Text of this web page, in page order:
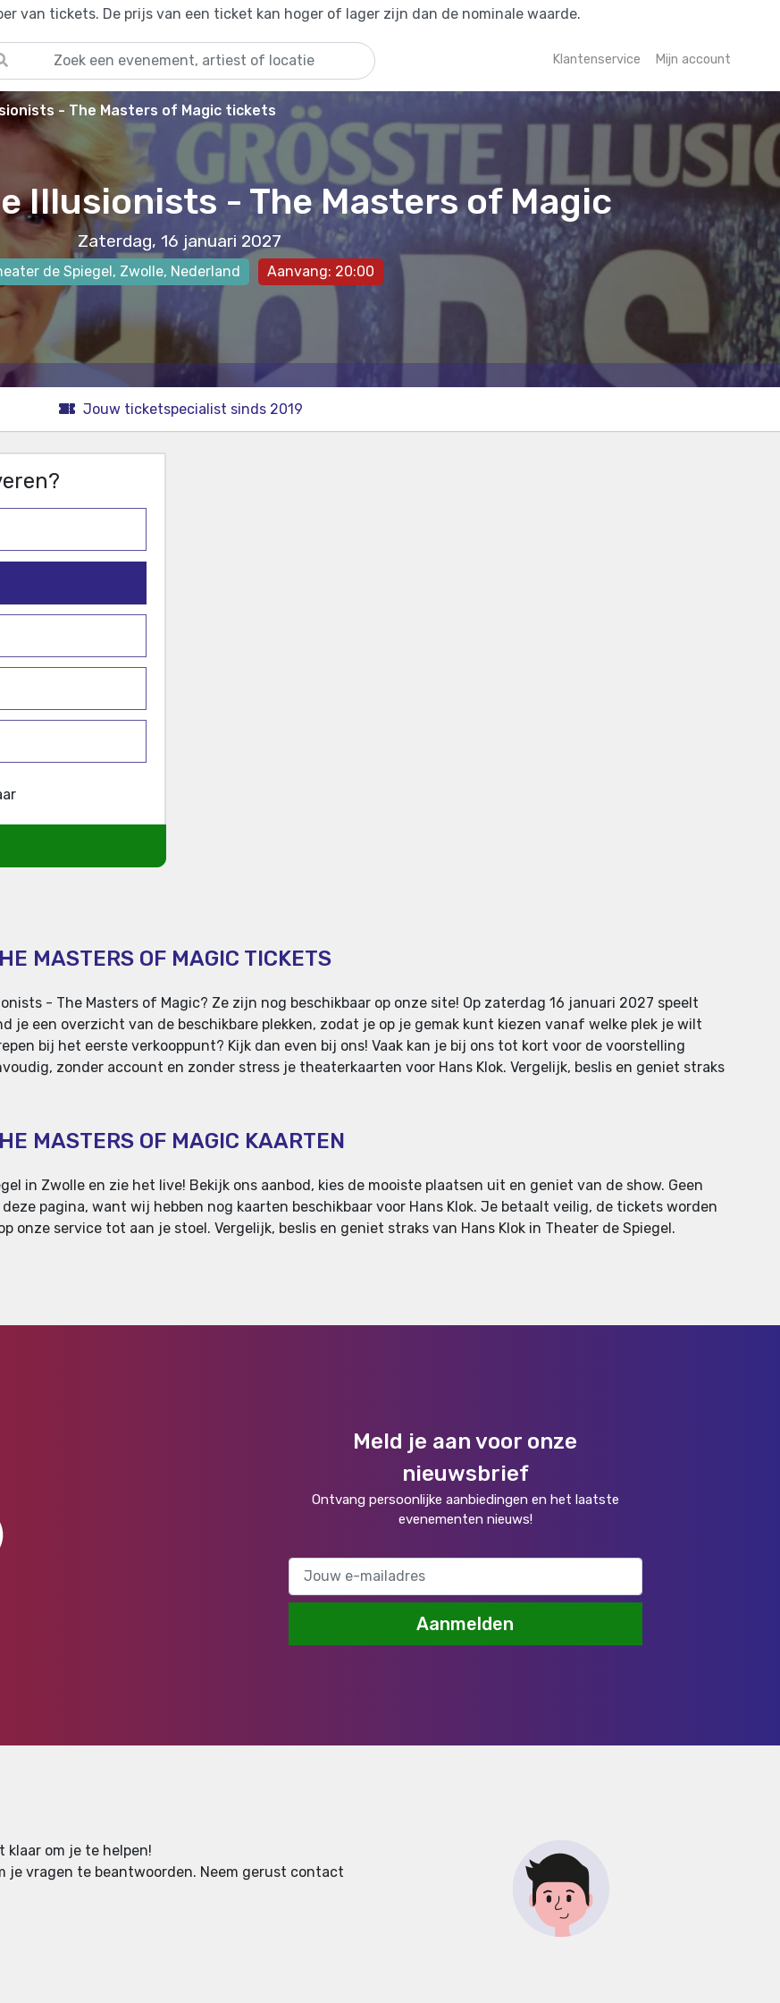
van tickets. De prijs van een ticket kan hoger of lager zijn dan de nominale waarde.
Klantenservice Mijn account
- The Masters of Magic tickets
Illusionists - The Masters of Magic
Zaterdag, 16 januari 2027
de Spiegel, Zwolle, Nederland Aanvang: 20:00
Jouw ticketspecialist sinds 2019
MASTERS OF MAGIC TICKETS
- The Masters of Magic? Ze zijn nog beschikbaar op onze site! Op zaterdag 16 januari 2027 speelt
je een overzicht van de beschikbare plekken, zodat je op je gemak kunt kiezen vanaf welke plek je wilt
bij het eerste verkooppunt? Kijk dan even bij ons! Vaak kan je bij ons tot kort voor de voorstelling
zonder account en zonder stress je theaterkaarten voor Hans Klok. Vergelijk, beslis en geniet straks
MASTERS OF MAGIC KAARTEN
in Zwolle en zie het live! Bekijk ons aanbod, kies de mooiste plaatsen uit en geniet van de show. Geen
pagina, want wij hebben nog kaarten beschikbaar voor Hans Klok. Je betaalt veilig, de tickets worden
service tot aan je stoel. Vergelijk, beslis en geniet straks van Hans Klok in Theater de Spiegel.
Meld je aan voor onze
nieuwsbrief
Ontvang persoonlijke aanbiedingen en het laatste
evenementen nieuws!
Aanmelden
klaar om je te helpen!
je vragen te beantwoorden. Neem gerust contact